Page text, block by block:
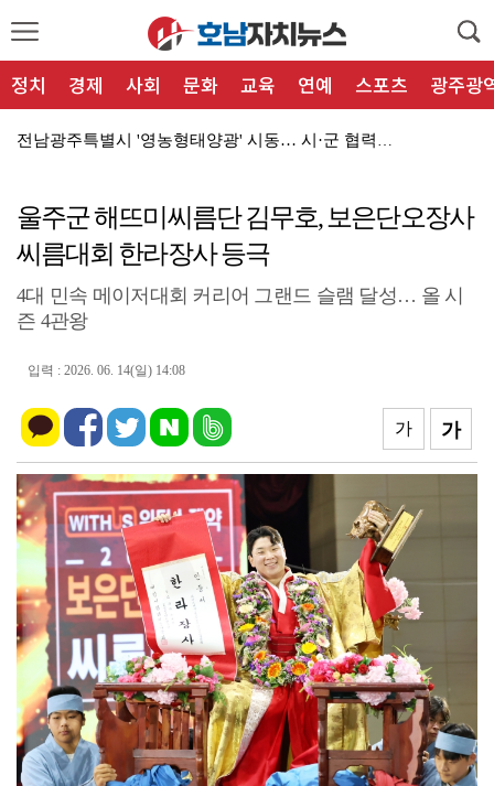
정치 경제 사회 문화 교육 연예 스포츠 광주광
전남광주특별시 '영농형태양광' 시동… 시·군 협력 간담...
전남광주통합특별시, '2026년 종료' 면세유 3년 연...
전북자치도, '찾아가는 장터' 농촌생활 불편 해소
전북특별자치도 폭염·가뭄, 재난기금 '긴급 투입'
전북자치도, '차세대 동물의약품 특구' 1,273억 투...
전북자치도, 고창 동촌 해상풍력 '4천억 금융' 가동
울주군 해뜨미씨름단 김무호, 보은단오장사
씨름대회 한라장사 등극
4대 민속 메이저대회 커리어 그랜드 슬램 달성… 올 시
즌 4관왕
입력 : 2026. 06. 14(일) 14:08
가
가